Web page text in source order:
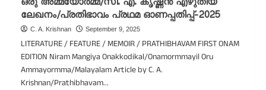
പദ്മദാസ്
എഴുതിയ
ലേഖനം/
കഥ
/
ബാലാമണിയമ്മ/
പ്രതിഭാവം
ലേഖനം/പ്രതിഭാവം പ്രഥമ ഓണപ്പതിപ്പ്-2025
C. A. Krishnan September 9, 2025
LITERATURE / FEATURE / MEMOIR / PRATHIBHAVAM FIRST ONAM
EDITION Niram Mangiya Onakkodikal/Onamormmayil Oru
Ammayormma/Malayalam Article by C. A.
Krishnan/Prathibhavam...